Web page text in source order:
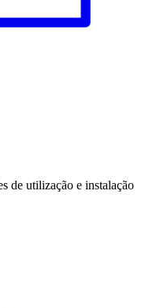
de utilização e instalação